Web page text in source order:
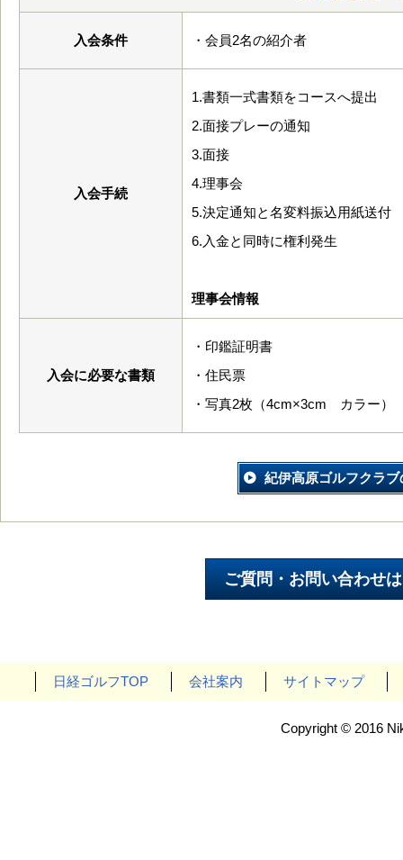
入会条件 ・会員2名の紹介者
入会手続
1.書類一式書類をコースへ提出
2.面接プレーの通知
3.面接
4.理事会
5.決定通知と名変料振込用紙送付
6.入金と同時に権利発生
理事会情報
入会に必要な書類
・印鑑証明書
・住民票
・写真2枚（4cm×3cm カラー）
紀伊高原ゴルフクラ
日経ゴルフTOP 会社案内 サイトマップ
Copyright © 2016